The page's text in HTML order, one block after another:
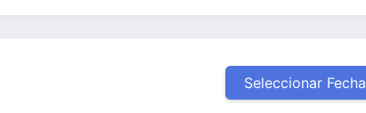
Seleccionar Fecha